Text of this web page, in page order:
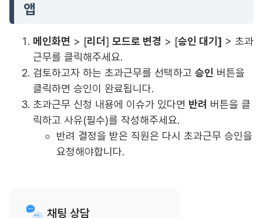
앱
메인화면 > [리더] 모드로 변경 > [승인 대기] > 초과
근무를 클릭해주세요.
검토하고자 하는 초과근무를 선택하고 승인 버튼을
클릭하면 승인이 완료됩니다.
초과근무 신청 내용에 이슈가 있다면 반려 버튼을 클
릭하고 사유(필수)를 작성해주세요.
반려 결정을 받은 직원은 다시 초과근무 승인을
요청해야합니다.
채팅 상담